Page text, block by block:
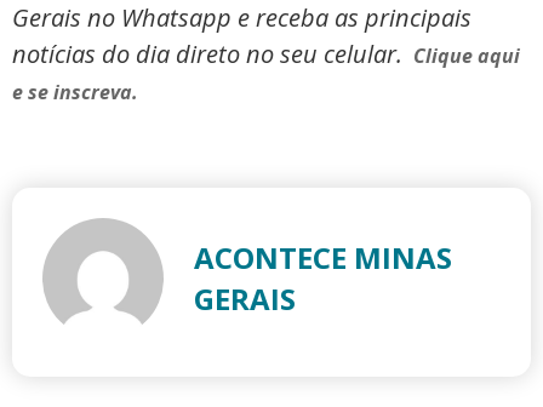
Gerais no Whatsapp e receba as principais
notícias do dia direto no seu celular. Clique aqui
e se inscreva.
ACONTECE MINAS
GERAIS